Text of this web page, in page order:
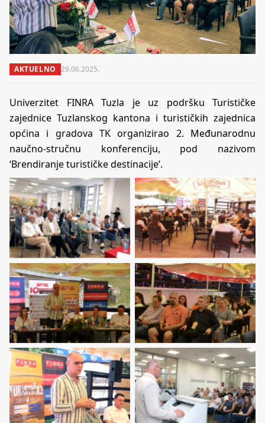
AKTUELNO 29.06.2025.
Univerzitet FINRA Tuzla je uz podršku Turističke
zajednice Tuzlanskog kantona i turističkih zajednica
općina i gradova TK organizirao 2. Međunarodnu
naučno-stručnu konferenciju, pod nazivom
‘Brendiranje turističke destinacije’.